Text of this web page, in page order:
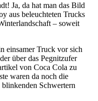
Ja, da hat man das Bild
aus beleuchteten Trucks
– soweit
einsamer Truck vor sich
über das Pegnitzufer
von Coca Cola zu
waren da noch die
Schwertern